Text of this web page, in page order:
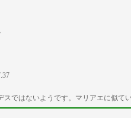
ではないようです。マリアエに似て